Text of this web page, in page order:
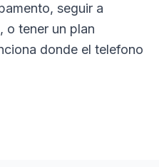
seguir a
o tener un plan
donde el telefono